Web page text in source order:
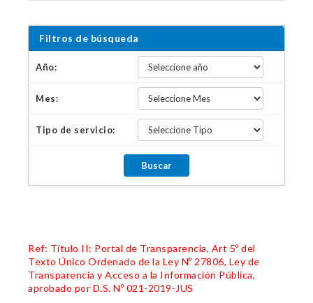
Filtros de búsqueda
Año:
Mes:
Tipo de servicio:
Ref: Título II: Portal de Transparencia, Art 5º del
Texto Único Ordenado de la Ley Nº 27806, Ley de
Transparencia y Acceso a la Información Pública,
aprobado por D.S. Nº 021-2019-JUS